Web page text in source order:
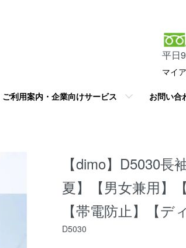
ご利用案内・企業向けサービス お問い合
平日
マイ
【dimo】D5030長
夏】【男女兼用】
【帯電防止】【デ
D5030